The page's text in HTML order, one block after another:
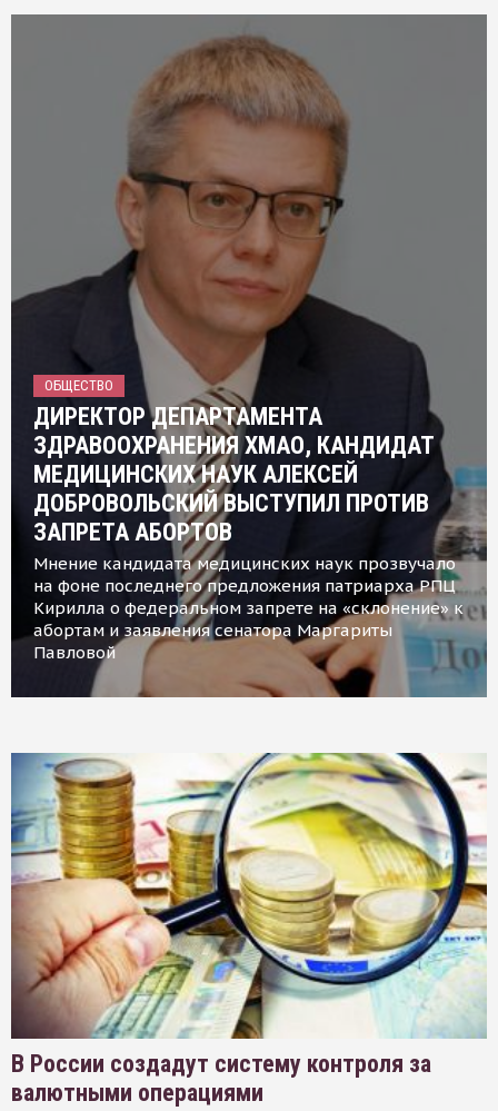
ОБЩЕСТВО
ДИРЕКТОР ДЕПАРТАМЕНТА
ЗДРАВООХРАНЕНИЯ ХМАО, КАНДИДАТ
МЕДИЦИНСКИХ НАУК АЛЕКСЕЙ
ДОБРОВОЛЬСКИЙ ВЫСТУПИЛ ПРОТИВ
ЗАПРЕТА АБОРТОВ
Мнение кандидата медицинских наук прозвучало
на фоне последнего предложения патриарха РПЦ
Кирилла о федеральном запрете на «склонение» к
абортам и заявления сенатора Маргариты
Павловой
В России создадут систему контроля за
валютными операциями